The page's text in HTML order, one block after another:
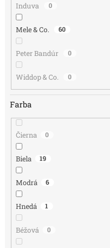
Induva 0
Mele & Co. 60
Peter Bandúr 0
Widdop & Co. 0
Farba
Čierna 0
Biela 19
Modrá 6
Hnedá 1
Béžová 0